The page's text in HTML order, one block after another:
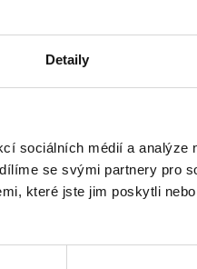
Detaily
sociálních médií a
se svými partnery pro
které jste jim poskytli